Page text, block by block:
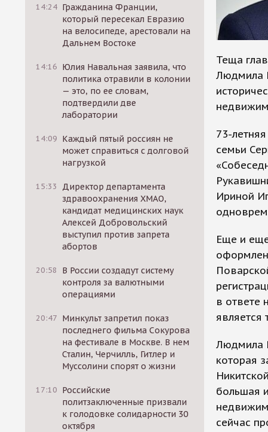
14:24 Гражданина Франции,
который пересекал Евразию
на велосипеде, арестовали на
Дальнем Востоке
14:16 Юлия Навальная заявила, что
политика отравили в колонии
— это, по ее словам,
подтвердили две
лаборатории
14:09 Каждый пятый россиян не
может справиться с долговой
нагрузкой
15:33
Директор департамента
здравоохранения ХМАО,
кандидат медицинских наук
Алексей Добровольский
выступил против запрета
абортов
20:58
В России создадут систему
контроля за валютными
операциями
20:47 Минкульт запретил показ
последнего фильма Сокурова
на фестивале в Москве. В нем
Сталин, Черчилль, Гитлер и
Муссолини спорят о жизни
17:10 Российские
политзаключенные призвали
к голодовке солидарности 30
октября
Теща
Людмила
73-
семьи
Ириной
Еще и
в ответе
Людмила
которая
большая
сейчас